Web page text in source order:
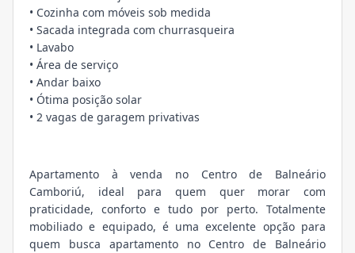
• Cozinha com móveis sob medida
• Sacada integrada com churrasqueira
• Lavabo
• Área de serviço
• Andar baixo
• Ótima posição solar
• 2 vagas de garagem privativas
Apartamento à venda no Centro de Balneário
Camboriú, ideal para quem quer morar com
praticidade, conforto e tudo por perto. Totalmente
mobiliado e equipado, é uma excelente opção para
quem busca apartamento no Centro de Balneário